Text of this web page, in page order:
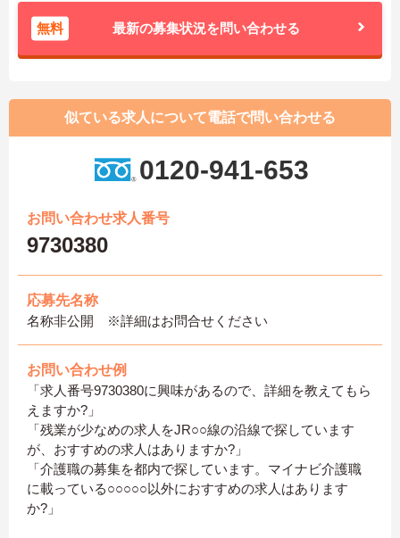
無料 最新の募集状況を問い合わせる
似ている求人について電話で問い合わせる
0120-941-653
お問い合わせ求人番号
9730380
応募先名称
名称非公開 ※詳細はお問合せください
お問い合わせ例
「求人番号9730380に興味があるので、詳細を教えてもら
えますか?」
「残業が少なめの求人をJR○○線の沿線で探しています
が、おすすめの求人はありますか?」
「介護職の募集を都内で探しています。マイナビ介護職
に載っている○○○○○以外におすすめの求人はあります
か?」